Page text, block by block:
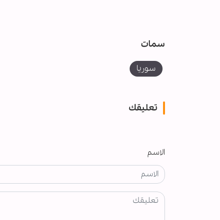
سمات
سوريا
تعليقك
الاسم